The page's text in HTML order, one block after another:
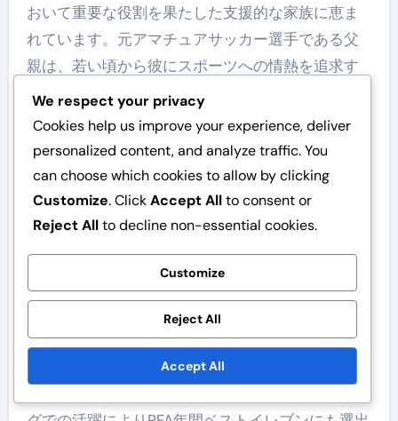
おいて重要な役割を果たした支援的な家族に恵ま
れています。元アマチュアサッカー選手である父
親は、若い頃から彼にスポーツへの情熱を追求す
るよう奨励しました。この家族の支援は、プロキ
ャリアの挑戦を乗り越えるのに重要でした。
さらに、ロリスの家族は、彼のトレーニングや試
合に持ち込む規律と勤勉さの価値観を植え付けま
した。彼らの励ましと彼の能力への信頼は、卓越
性を追求する動機となり、フィールド内外での成
果に寄与しました。
個人的な成果
キャリアを通じて、ロリスはリーグ・アンの年間
最優秀ゴールキーパーに選ばれるなど、多くの個
We respect your privacy
Cookies help us improve your experience, deliver
personalized content, and analyze traffic. You
can choose which cookies to allow by clicking
Customize. ClickAccept Allto consent or
Reject Allto decline non-essential cookies.
Customize
Reject All
Accept All